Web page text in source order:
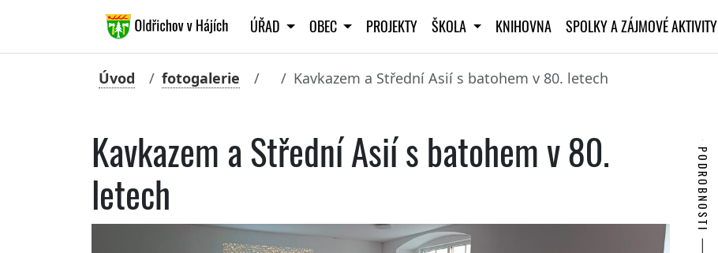
ÚŘAD OBEC PROJEKTY ŠKOLA KNIHOVNA SPOLKY A ZÁJMOVÉ AKTIVITY
Úvod fotogalerie Kavkazem a Střední Asií s batohem v 80. letech
Kavkazem a Střední Asií s batohem v 80.
letech
PODROBNOSTI